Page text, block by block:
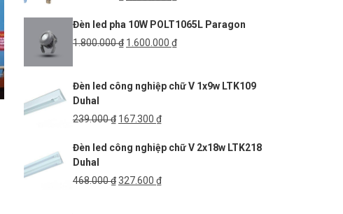
là:
1.400.000 ₫.
tại
là:
Đèn led pha 10W POLT1065L Paragon
1.800.000₫ Giá
1.800.000 ₫.
1.600.000 ₫Giá
là:
Đèn led công nghiệp chữ V 1x9w LTK109
Duhal
239.000₫ Giá
là:
167.300 ₫Giá
tại
167.300 ₫.
Đèn led công nghiệp chữ V 2x18w LTK218
Duhal
468.000₫Giá
327.600 ₫Giá